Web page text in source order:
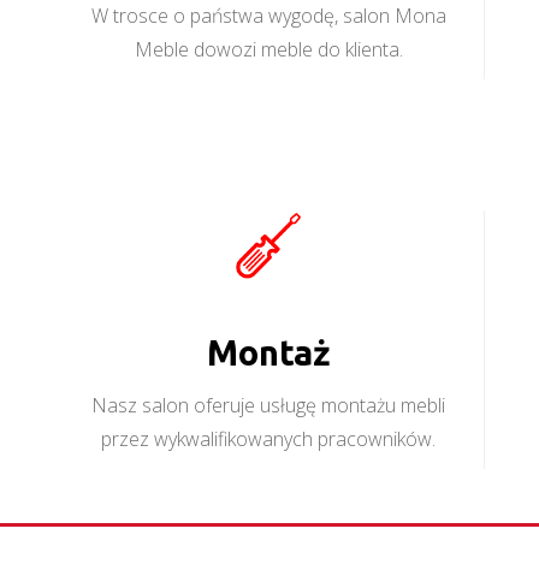
W trosce o państwa wygodę, salon Mona
Meble dowozi meble do klienta.
Montaż
Nasz salon oferuje usługę montażu mebli
przez wykwalifikowanych pracowników.